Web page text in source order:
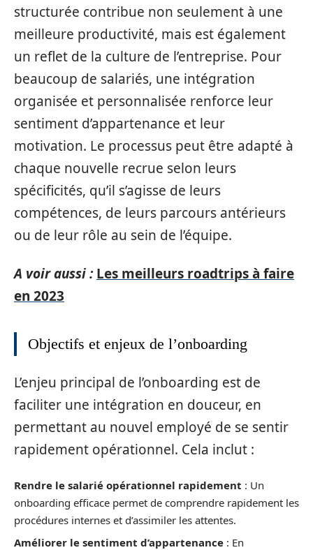
structurée contribue non seulement à une
meilleure productivité, mais est également
un reflet de la culture de l’entreprise. Pour
beaucoup de salariés, une intégration
organisée et personnalisée renforce leur
sentiment d’appartenance et leur
motivation. Le processus peut être adapté à
chaque nouvelle recrue selon leurs
spécificités, qu’il s’agisse de leurs
compétences, de leurs parcours antérieurs
ou de leur rôle au sein de l’équipe.
A voir aussi : Les meilleurs roadtrips à faire
en 2023
Objectifs et enjeux de l’onboarding
L’enjeu principal de l’onboarding est de
faciliter une intégration en douceur, en
permettant au nouvel employé de se sentir
rapidement opérationnel. Cela inclut :
Rendre le salarié opérationnel rapidement : Un
onboarding efficace permet de comprendre rapidement les
procédures internes et d’assimiler les attentes.
Améliorer le sentiment d’appartenance : En